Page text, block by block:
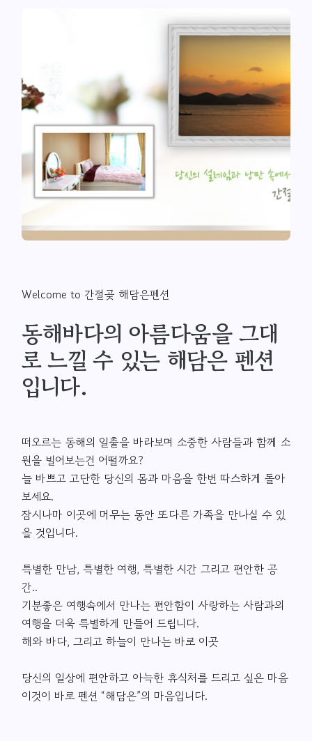
Welcome to 간절곶 해담은펜션
동해바다의 아름다움을 그대
로 느낄 수 있는 해담은 펜션
입니다.
떠오르는 동해의 일출을 바라보며 소중한 사람들과 함께 소
원을 빌어보는건 어떨까요?
늘 바쁘고 고단한 당신의 몸과 마음을 한번 따스하게 돌아
보세요.
잠시나마 이곳에 머무는 동안 또다른 가족을 만나실 수 있
을 것입니다.
특별한 만남, 특별한 여행, 특별한 시간 그리고 편안한 공
간..
기분좋은 여행속에서 만나는 편안함이 사랑하는 사람과의
여행을 더욱 특별하게 만들어 드립니다.
해와 바다, 그리고 하늘이 만나는 바로 이곳
당신의 일상에 편안하고 아늑한 휴식처를 드리고 싶은 마음
이것이 바로 펜션 “해담은”의 마음입니다.